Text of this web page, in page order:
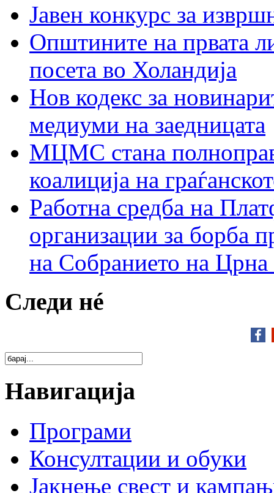
Јавен конкурс за
Општините на првата
посета во Холандија
Нов кодекс за
медиуми на заедницата
МЦМС стана
коалиција на
Работна средба на
организации за борба
на Собранието на Црна
Следи нé
Навигација
Програми
Консултации и обуки
Јакнење свест и